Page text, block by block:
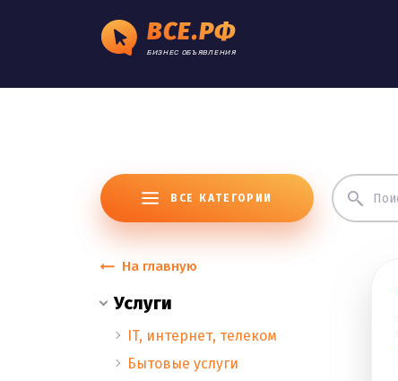
ВСЕ.РФ
БИЗНЕС ОБЪЯВЛЕНИЯ
ВСЕ КАТЕГОРИИ
На главную
Услуги
IT, интернет, телеком
Бытовые услуги